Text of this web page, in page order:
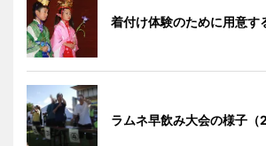
着付け体験のために用意す
ラムネ早飲み大会の様子（